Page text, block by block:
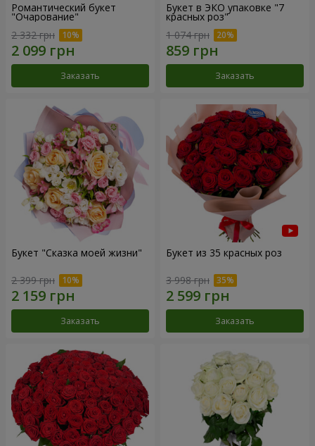
Романтический букет
"Очарование"
2 332 грн
Заказать
Букет в ЭКО упаковке "7
красных роз"
1 074 грн
Заказать
Букет "Сказка моей жизни"
2 399 грн
Заказать
Букет из 35 красных роз
3 998 грн
Заказать